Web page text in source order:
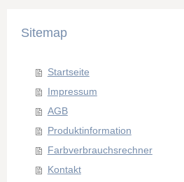
Sitemap
Startseite
Impressum
AGB
Produktinformation
Farbverbrauchsrechner
Kontakt